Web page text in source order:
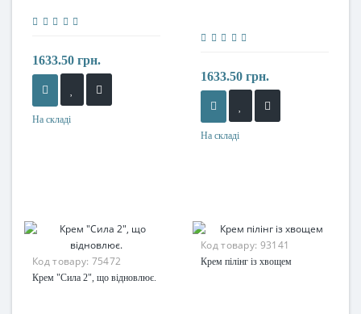
1633.50 грн.
На складі
1633.50 грн.
На складі
Код товару: 75472
Крем "Сила 2", що відновлює.
Код товару: 93141
Крем пілінг із хвощем